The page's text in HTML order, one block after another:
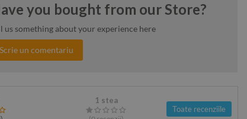
you bought from our Store?
us something about your experience here
Scrie un comentariu
1 stea
Toate recenziile